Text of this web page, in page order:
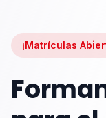
¡Matrículas